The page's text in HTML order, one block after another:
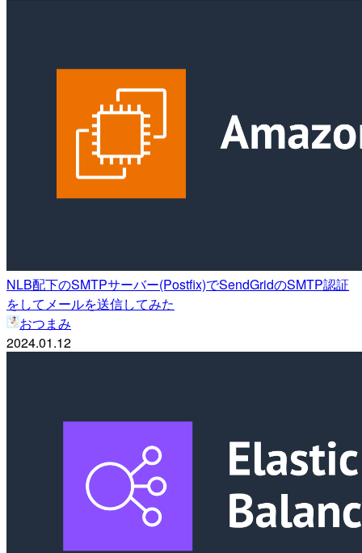
NLB配下のSMTPサーバー(Postfix)でSendGridのSMTP認証
をしてメールを送信してみた
おつまみ
2024.01.12